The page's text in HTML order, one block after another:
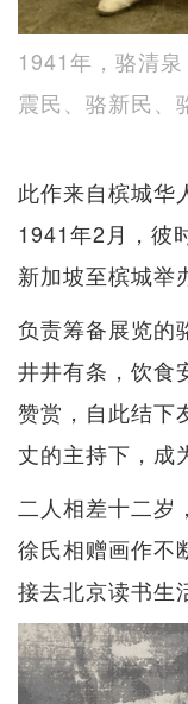
1941年，骆清
震民、骆新民、
此作来自槟城华
1941年2月，彼
新加坡至槟城举
负责筹备展览的
井井有条，饮食
赞赏，自此结下
丈的主持下，成
二人相差十二岁
徐氏相赠画作不
接去北京读书生